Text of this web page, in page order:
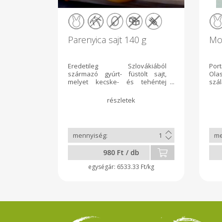
Parenyica sajt 140 g
Eredetileg Szlovákiából
származó gyúrt- füstölt sajt,
melyet kecske- és tehéntej
bükk- és szilva fával füstölünk.
980 Ft / db
6533.33 Ft/kg